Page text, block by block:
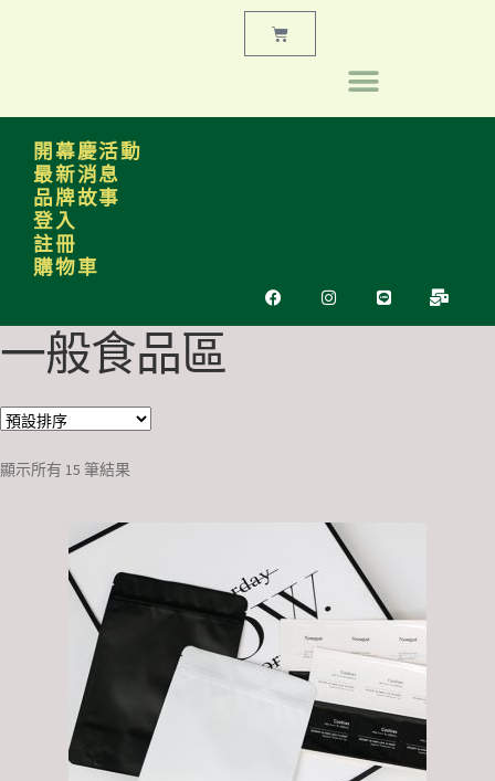
開幕慶活動
最新消息
品牌故事
登入
註冊
購物車
一般食品區
顯示所有 15 筆結果